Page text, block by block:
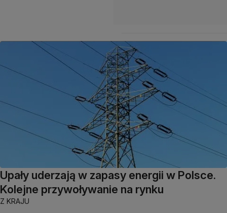
Upały uderzają w zapasy energii w Polsce.
Kolejne przywoływanie na rynku
Z KRAJU